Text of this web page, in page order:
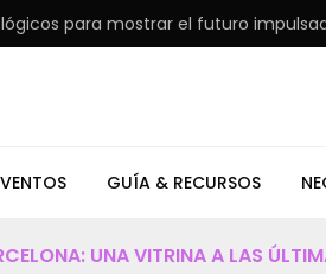
para mostrar el futuro impulsado
GUÍA & RECURSOS
UNA VITRINA A LAS